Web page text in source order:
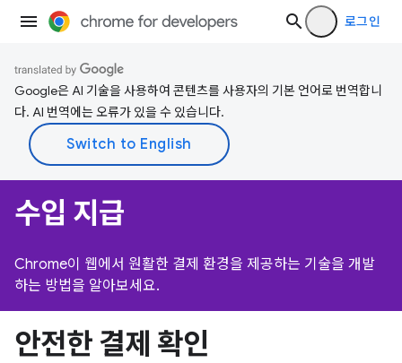
로그인
Google은 AI 기술을 사용하여 콘텐츠를 사용자의 기본 언어로 번역합니
다. AI 번역에는 오류가 있을 수 있습니다.
수입 지급
Chrome이 웹에서 원활한 결제 환경을 제공하는 기술을 개발
하는 방법을 알아보세요.
안전한 결제 확인